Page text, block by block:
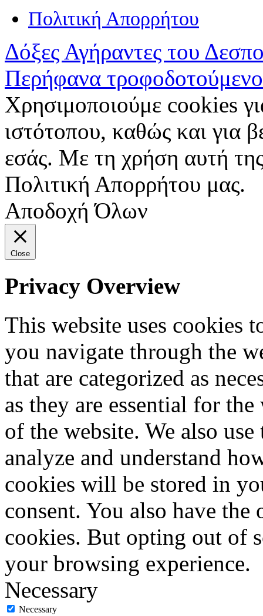
Πολιτική Απορρήτου
Δόξες Αγήραντες του
Περήφανα
Χρησιμοποιούμε cookies
ιστότοπου, καθώς και για
εσάς. Με τη χρήση αυτή
Πολιτική Απορρήτου μας.
Αποδοχή Όλων
Close
Privacy Overview
This website uses cookies
you navigate through the
that are categorized as
as they are essential for
of the website. We also
analyze and understand
cookies will be stored in
consent. You also have
cookies. But opting out of
your browsing experience.
Necessary
Necessary